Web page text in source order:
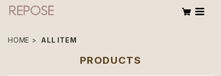
HOME ALL ITEM
PRODUCTS